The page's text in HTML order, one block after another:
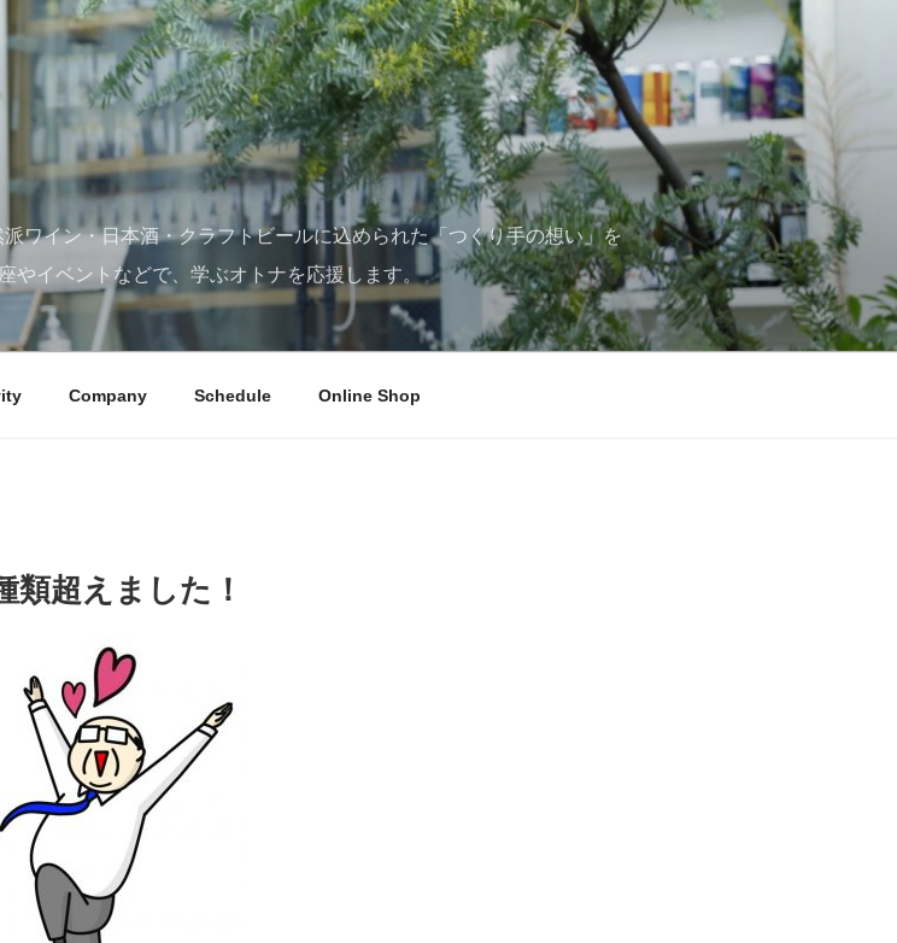
ワイン・日本酒・クラフトビールに込められた「つくり手の想い」を
やイベントなどで、学ぶオトナを応援します。
Company Schedule Online Shop
類超えました！